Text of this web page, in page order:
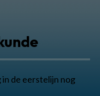
de eerstelijn nog